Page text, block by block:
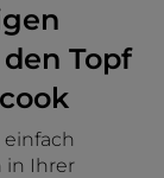
Topf
in Ihrer